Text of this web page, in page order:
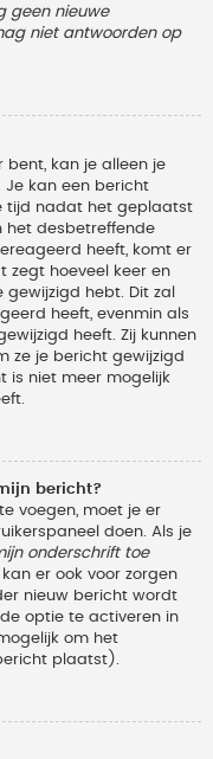
geen nieuwe
niet antwoorden op
bent, kan je alleen je
Je kan een bericht
tijd nadat het geplaatst
het desbetreffende
heeft, komt er
zegt hoeveel keer en
hebt. Dit zal
heeft, evenmin als
heeft. Zij kunnen
ze je bericht gewijzigd
is niet meer mogelijk
bericht?
voegen, moet je er
doen. Als je
onderschrift toe
er ook voor zorgen
nieuw bericht wordt
optie te activeren in
om het
plaatst).